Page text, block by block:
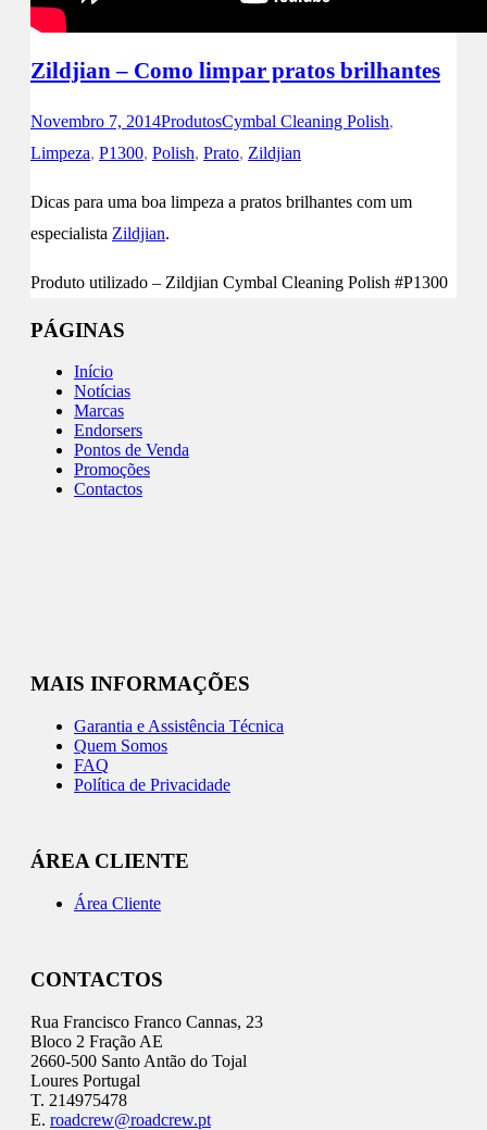
Zildjian – Como limpar pratos brilhantes
Novembro 7, 2014ProdutosCymbal Cleaning Polish,
Limpeza, P1300, Polish, Prato, Zildjian
Dicas para uma boa limpeza a pratos brilhantes com um
especialista Zildjian.
Produto utilizado – Zildjian Cymbal Cleaning Polish #P1300
PÁGINAS
Início
Notícias
Marcas
Endorsers
Pontos de Venda
Promoções
Contactos
MAIS INFORMAÇÕES
Garantia e Assistência Técnica
Quem Somos
FAQ
Política de Privacidade
ÁREA CLIENTE
Área Cliente
CONTACTOS
Rua Francisco Franco Cannas, 23
Bloco 2 Fração AE
2660-500 Santo Antão do Tojal
Loures Portugal
T. 214975478
E. roadcrew@roadcrew.pt